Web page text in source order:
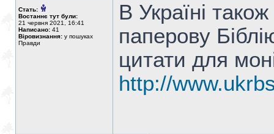
Стать:
Востаннє тут були:
21 червня 2021, 16:41
Написано: 41
Віровизнання: у пошуках
Правди
В Україні
паперову
цитати для
http://